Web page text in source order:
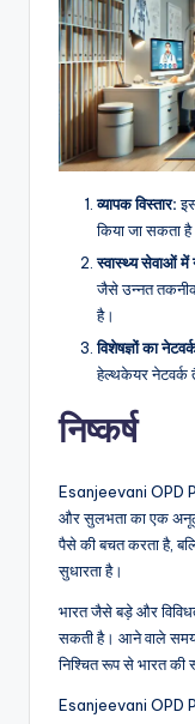
व्यापक विस्तार:
किया जा सकता
स्वास्थ्य सेवाओं में
जैसे उन्नत
है।
विशेषज्ञों का
हेल्थकेयर नेटवर्क
निष्कर्ष
Esanjeevani OPD
और सुलभता का एक
पैसे की बचत करता है,
सुधारता है।
भारत जैसे बड़े और
सकती है। आने वाले समय
निश्चित रूप से भारत की
Esanjeevani OPD